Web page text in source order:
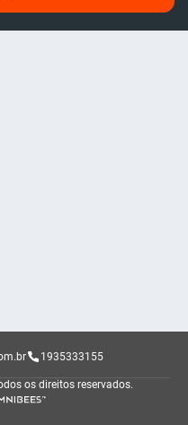
1935333155
os direitos reservados.